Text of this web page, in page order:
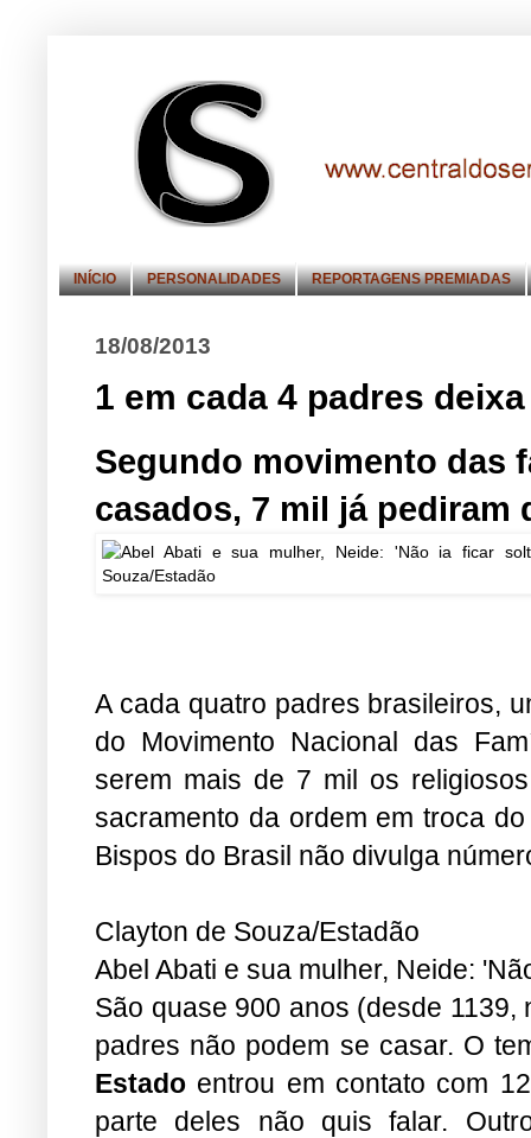
INÍCIO PERSONALIDADES REPORTAGENS PREMIADAS
18/08/2013
1 em cada 4 padres
Segundo movimento das
casados, 7 mil já pediram
A cada quatro padres brasileiros,
do Movimento Nacional das
serem mais de 7 mil os
sacramento da ordem em troca
Bispos do Brasil não divulga
Clayton de Souza/Estadão
Abel Abati e sua mulher, Neide:
São quase 900 anos (desde
padres não podem se casar. O
Estado entrou em contato com
parte deles não quis falar.